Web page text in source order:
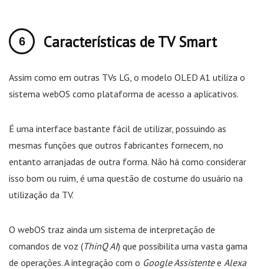
Características de TV Smart
Assim como em outras TVs LG, o modelo OLED A1 utiliza o
sistema webOS como plataforma de acesso a aplicativos.
É uma interface bastante fácil de utilizar, possuindo as
mesmas funções que outros fabricantes fornecem, no
entanto arranjadas de outra forma. Não há como considerar
isso bom ou ruim, é uma questão de costume do usuário na
utilização da TV.
O webOS traz ainda um sistema de interpretação de
comandos de voz (ThinQ AI) que possibilita uma vasta gama
de operações. A integração com o Google Assistentee Alexa